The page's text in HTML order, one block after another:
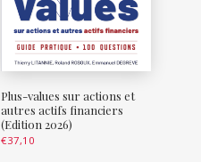
Plus-values sur actions et
autres actifs financiers
(Edition 2026)
€37,10